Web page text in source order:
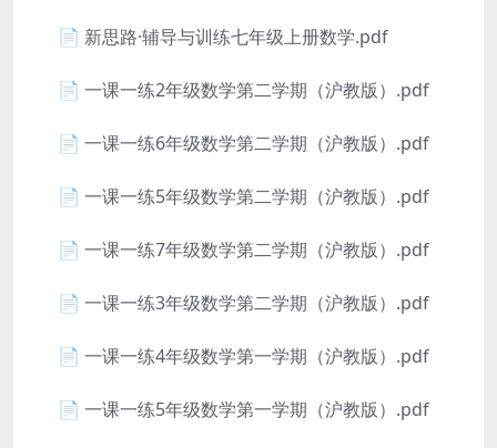
📄 新思路·辅导与训练七年级上册数学.pdf
📄 一课一练2年级数学第二学期（沪教版）.pdf
📄 一课一练6年级数学第二学期（沪教版）.pdf
📄 一课一练5年级数学第二学期（沪教版）.pdf
📄 一课一练7年级数学第二学期（沪教版）.pdf
📄 一课一练3年级数学第二学期（沪教版）.pdf
📄 一课一练4年级数学第一学期（沪教版）.pdf
📄 一课一练5年级数学第一学期（沪教版）.pdf